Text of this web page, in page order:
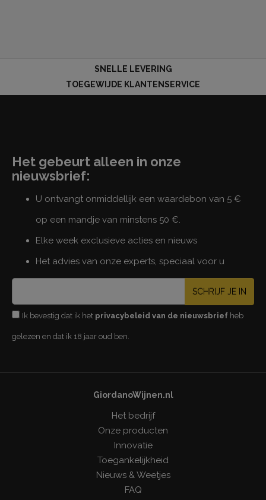
SNELLE LEVERING
TOEGEWIJDE KLANTENSERVICE
Het gebeurt alleen in onze
nieuwsbrief:
U ontvangt onmiddellijk een waardebon van 5 €
op een mandje van minstens 50 €.
Elke week exclusieve acties en nieuws
Het advies van onze experts, speciaal voor u
SCHRIJF JE IN
Ik bevestig dat ik het privacybeleid van de nieuwsbrief heb
gelezen en dat ik 18 jaar oud ben.
GiordanoWijnen.nl
Het bedrijf
Onze producten
Innovatie
Toegankelijkheid
Nieuws & Weetjes
FAQ